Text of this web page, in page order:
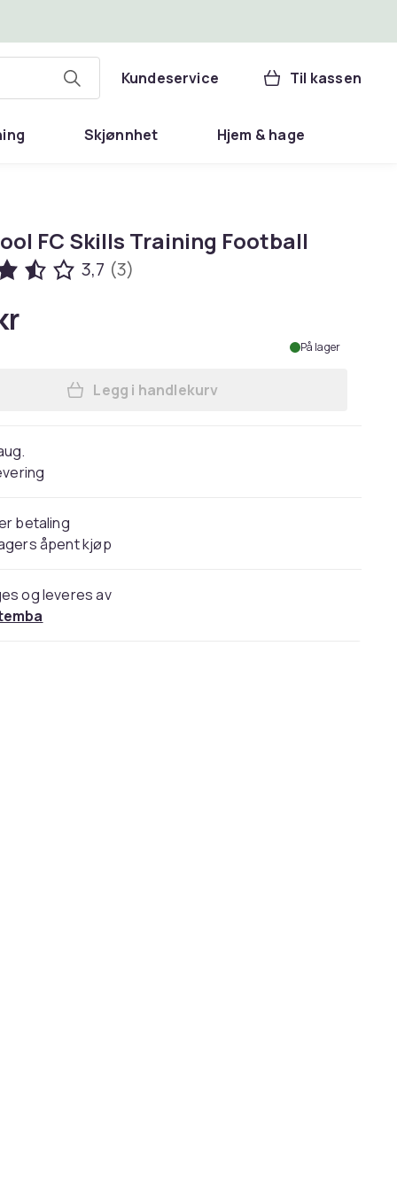
Kundeservice Til kassen
Skjønnhet Hjem & hage
FC Skills Training Football
3,7 (3)
På lager
Legg Liverpool FC Skills Training
Legg i handlekurv
betaling
åpent kjøp
og leveres av